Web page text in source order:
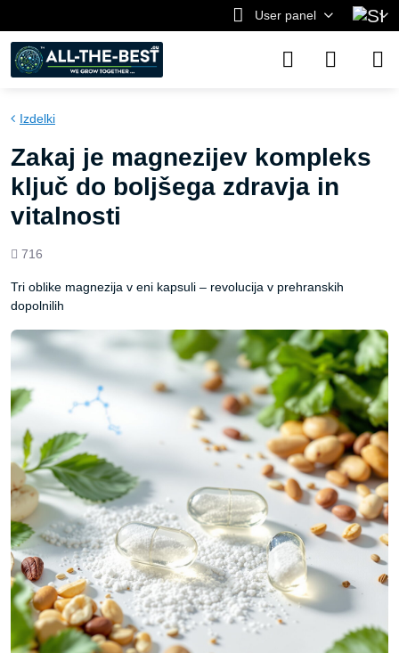
User panel
Izdelki
Zakaj je magnezijev kompleks
ključ do boljšega zdravja in
vitalnosti
Views
716
Tri oblike magnezija v eni kapsuli – revolucija v prehranskih
dopolnilih